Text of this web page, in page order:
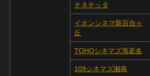
チネチッタ
イオンシネマ新百合ヶ
丘
TOHOシネマズ海老名
109シネマズ湘南